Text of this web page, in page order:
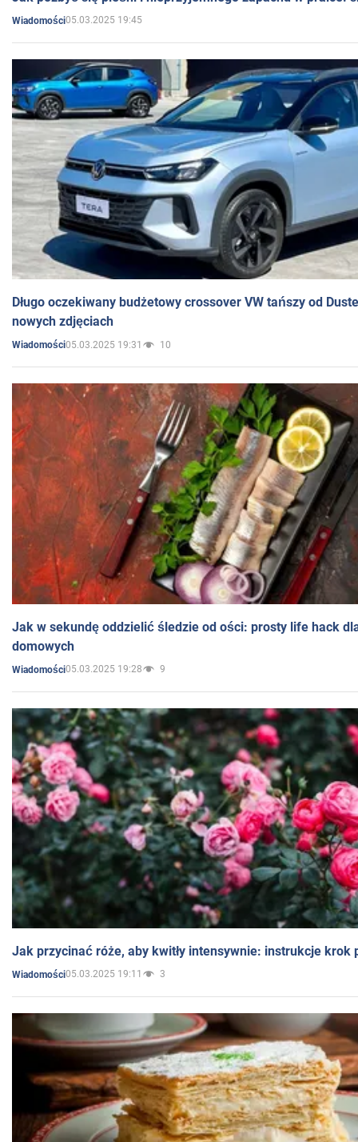
Wiadomości05.03.2025 19:45
Długo oczekiwany budżetowy crossover VW tańszy od
nowych zdjęciach
Wiadomości05.03.2025 19:31 10
Jak w sekundę oddzielić śledzie od ości: prosty life hack
domowych
Wiadomości05.03.2025 19:28 9
Jak przycinać róże, aby kwitły intensywnie: instrukcje krok
Wiadomości05.03.2025 19:11 3